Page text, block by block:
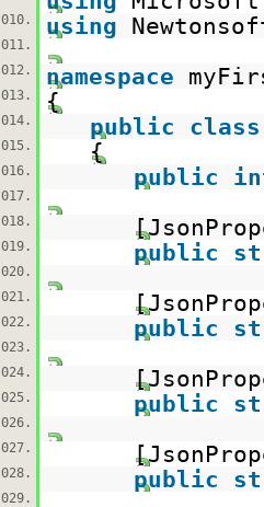
010. using
011.
012.
namespace
013. {
014. public class
015. {
016. public
017.
018.
019. public
020.
021.
022. public
023.
024.
025. public
026.
027.
028. public
029.